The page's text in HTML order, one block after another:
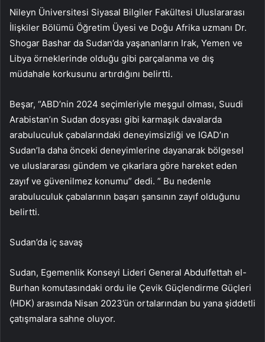
Nileyn Üniversitesi Siyasal Bilgiler Fakültesi Uluslararası
İlişkiler Bölümü Öğretim Üyesi ve Doğu Afrika uzmanı Dr.
Shogar Bashar da Sudan’da yaşananların Irak, Yemen ve
Libya örneklerinde olduğu gibi parçalanma ve dış
müdahale korkusunu artırdığını belirtti.
Beşar, “ABD’nin 2024 seçimleriyle meşgul olması, Suudi
Arabistan’ın Sudan dosyası gibi karmaşık davalarda
arabuluculuk çabalarındaki deneyimsizliği ve IGAD’ın
Sudan’la daha önceki deneyimlerine dayanarak bölgesel
ve uluslararası gündem ve çıkarlara göre hareket eden
zayıf ve güvenilmez konumu” dedi. ” Bu nedenle
arabuluculuk çabalarının başarı şansının zayıf olduğunu
belirtti.
Sudan’da iç savaş
Sudan, Egemenlik Konseyi Lideri General Abdulfettah el-
Burhan komutasındaki ordu ile Çevik Güçlendirme Güçleri
(HDK) arasında Nisan 2023’ün ortalarından bu yana şiddetli
çatışmalara sahne oluyor.